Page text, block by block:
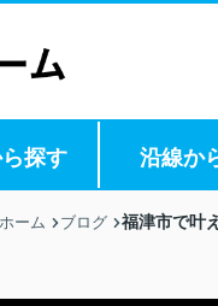
探す 沿線か
ーム ブログ 福津市で叶